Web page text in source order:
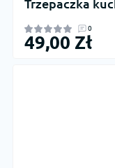
Trzepaczka
0
49,00 Zł